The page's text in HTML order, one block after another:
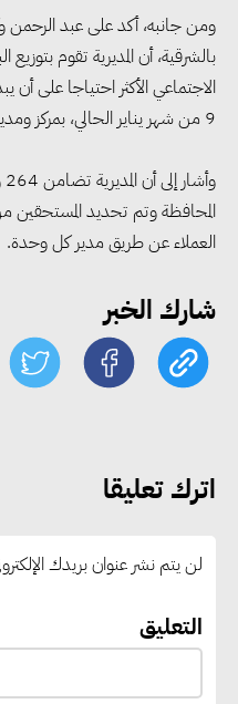
ومن جانبه، أكد على عبد الرحمن
بالشرقية، أن المديرية تقوم
الاجتماعي الأكثر احتياجا على أن
9 من شهر يناير الحالي، بمركز ومدينة الزقازيق ثم باقى مراكز المحافظة.
المحافظة وتم تحديد
العملاء عن طريق مدير كل وحدة.
شارك الخبر
اترك تعليقا
لن يتم نشر عنوان بريدك
التعليق
مجلس
الربع الثاني من
الصين
وجذب
الانتظار
رئيس